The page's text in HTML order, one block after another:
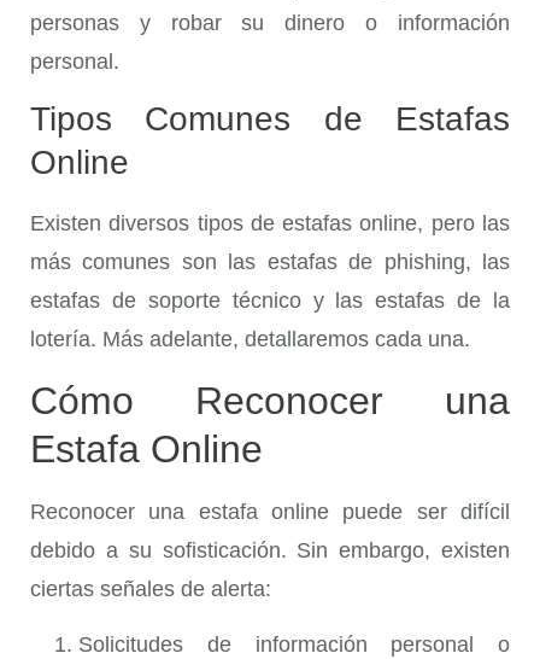
personas y robar su dinero o información
personal.
Tipos Comunes de Estafas
Online
Existen diversos tipos de estafas online, pero las
más comunes son las estafas de phishing, las
estafas de soporte técnico y las estafas de la
lotería. Más adelante, detallaremos cada una.
Cómo Reconocer una
Estafa Online
Reconocer una estafa online puede ser difícil
debido a su sofisticación. Sin embargo, existen
ciertas señales de alerta:
Solicitudes de información personal o